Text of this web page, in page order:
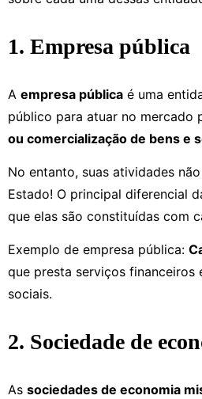
1. Empresa pública
A empresa pública é uma
público para atuar no mercado
ou comercialização de bens e
No entanto, suas atividades
Estado! O principal diferencial
que elas são constituídas com
Exemplo de empresa pública:
que presta serviços financeiros
sociais.
2. Sociedade de
As sociedades de economia